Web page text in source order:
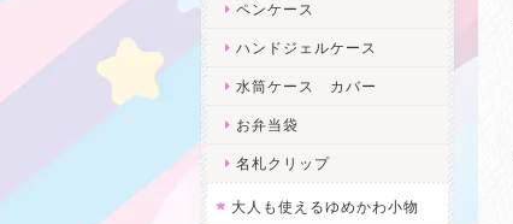
ペンケース
ハンドジェルケース
水筒ケース カバー
お弁当袋
名札クリップ
大人も使えるゆめかわ小物